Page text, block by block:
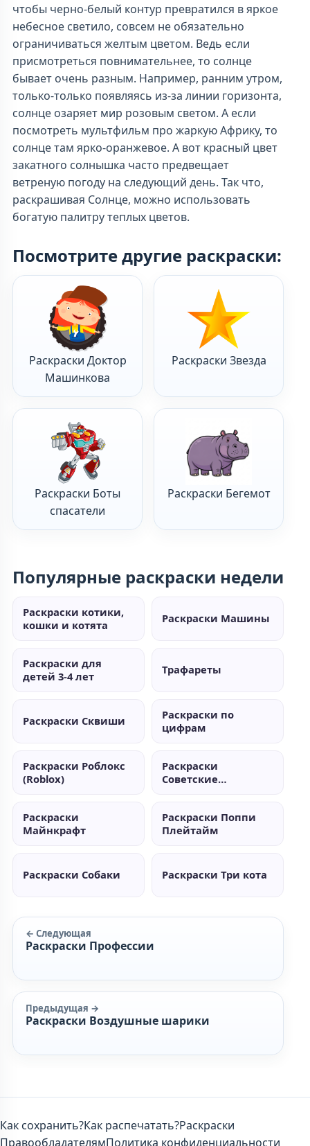
чтобы черно-белый контур превратился в яркое
небесное светило, совсем не обязательно
ограничиваться желтым цветом. Ведь если
присмотреться повнимательнее, то солнце
бывает очень разным. Например, ранним утром,
только-только появляясь из-за линии горизонта,
солнце озаряет мир розовым светом. А если
посмотреть мультфильм про жаркую Африку, то
солнце там ярко-оранжевое. А вот красный цвет
закатного солнышка часто предвещает
ветреную погоду на следующий день. Так что,
раскрашивая Солнце, можно использовать
богатую палитру теплых цветов.
Посмотрите другие раскраски:
Раскраски Доктор
Машинкова
Раскраски Звезда
Раскраски Боты
спасатели
Раскраски Бегемот
Популярные раскраски недели
Раскраски котики,
кошки и котята
Раскраски Машины
Раскраски для
детей 3-4 лет
Трафареты
Раскраски Сквиши
Раскраски по
цифрам
Раскраски Роблокс
(Roblox)
Раскраски
Советские
Раскраски
Майнкрафт
Раскраски Поппи
Плейтайм
Раскраски Собаки Раскраски Три кота
← Следующая
Раскраски Профессии
Предыдущая →
Раскраски Воздушные шарики
Как сохранить?Как распечатать?Раскраски
ПравообладателямПолитика конфиденциальности